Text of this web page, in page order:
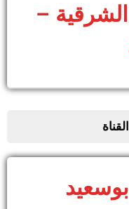
الشرقية –